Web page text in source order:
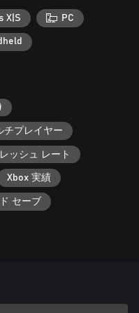
players compete in a
With the clock ticking,
under pressure.
a hugely modified run
and against friends,
scoring system.
it with friends. Each
so you can send your
ません
X|S PC
チプレイヤー
ッシュ レート
Xbox 実績
セーブ